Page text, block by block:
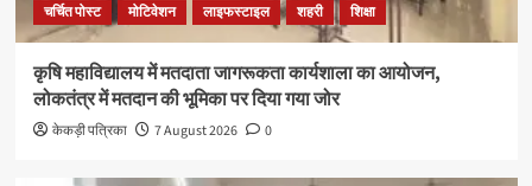
चर्चित पोस्ट मोटिवेशन लाइफस्टाइल शहरी शिक्षा
कृषि महाविद्यालय में मतदाता जागरूकता कार्यशाला का आयोजन,
लोकतंत्र में मतदान की भूमिका पर दिया गया जोर
केकड़ी पत्रिका 7 August 2026 0